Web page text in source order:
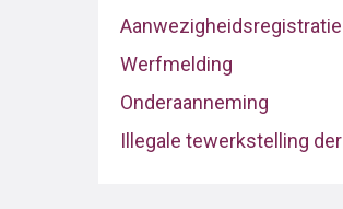
Aanwezigheidsregistratie
Werfmelding
Onderaanneming
Illegale tewerkstelling